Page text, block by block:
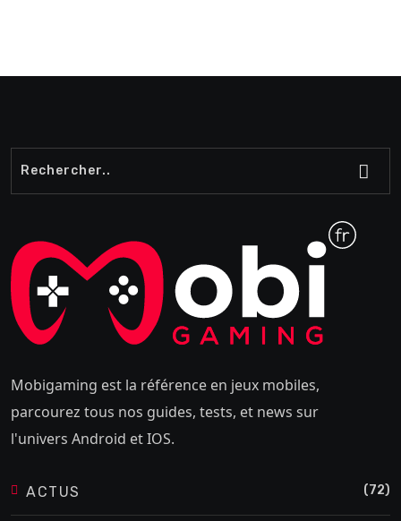
Mobigaming est la référence en jeux mobiles,
parcourez tous nos guides, tests, et news sur
l'univers Android et IOS.
ACTUS (72)